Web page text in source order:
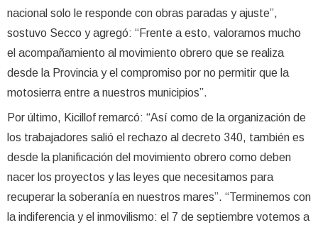
nacional solo le responde con obras paradas y ajuste”,
sostuvo Secco y agregó: “Frente a esto, valoramos mucho
el acompañamiento al movimiento obrero que se realiza
desde la Provincia y el compromiso por no permitir que la
motosierra entre a nuestros municipios”.
Por último, Kicillof remarcó: “Así como de la organización de
los trabajadores salió el rechazo al decreto 340, también es
desde la planificación del movimiento obrero como deben
nacer los proyectos y las leyes que necesitamos para
recuperar la soberanía en nuestros mares”. “Terminemos con
la indiferencia y el inmovilismo: el 7 de septiembre votemos a